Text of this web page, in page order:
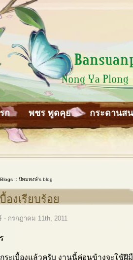
ก พชร พูดคุย กระดานส
Blogs :: ปัทมพงษ์'s blog
องเรียบร้อย
- กรกฎาคม 11th, 2011
ระเบื้องแล้วครับ งานนี้ค่อนข้างจะใช้ฝี